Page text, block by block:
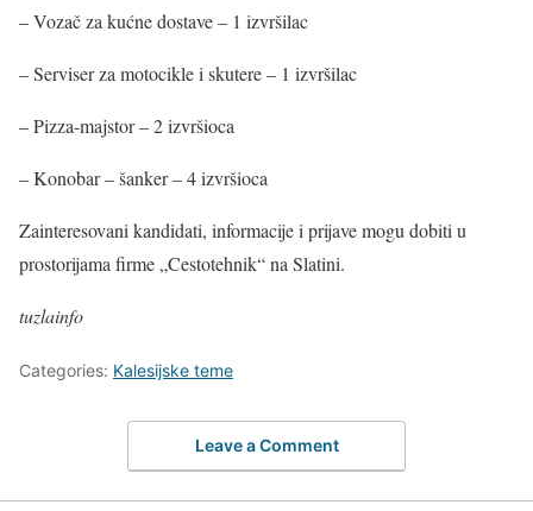
– Vozač za kućne dostave – 1 izvršilac
– Serviser za motocikle i skutere – 1 izvršilac
– Pizza-majstor – 2 izvršioca
– Konobar – šanker – 4 izvršioca
Zainteresovani kandidati, informacije i prijave mogu dobiti u
prostorijama firme „Cestotehnik“ na Slatini.
tuzlainfo
Categories: Kalesijske teme
Leave a Comment